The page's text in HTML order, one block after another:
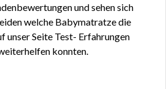
und sehen sich
welche Babymatratze die
unser Seite Test- Erfahrungen
konnten.